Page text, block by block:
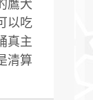
鷹犬
以吃
真主
清算